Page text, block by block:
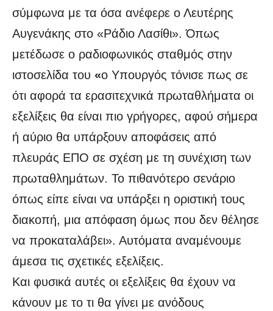
σύμφωνα με τα όσα ανέφερε ο Λευτέρης
Αυγενάκης στο «Ράδιο Λασίθι». Όπως
μετέδωσε ο ραδιοφωνικός σταθμός στην
ιστοσελίδα του «ο Υπουργός τόνισε πως σε
ότι αφορά τα ερασιτεχνικά πρωταθλήματα οι
εξελίξεις θα είναι πιο γρήγορες, αφού σήμερα
ή αύριο θα υπάρξουν αποφάσεις από
πλευράς ΕΠΟ σε σχέση με τη συνέχιση των
πρωταθλημάτων. Το πιθανότερο σενάριο
όπως είπε είναι να υπάρξει η οριστική τους
διακοπή, μια απόφαση όμως που δεν θέλησε
να προκαταλάβει». Αυτόματα αναμένουμε
άμεσα τις σχετικές εξελίξεις.
Και φυσικά αυτές οι εξελίξεις θα έχουν να
κάνουν με το τι θα γίνει με ανόδους